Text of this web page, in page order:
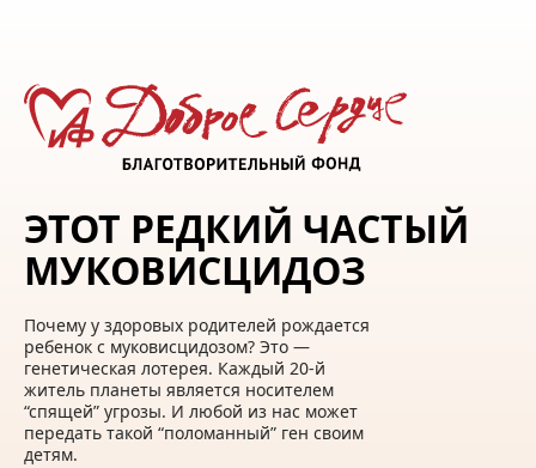
ЭТОТ РЕДКИЙ ЧАСТЫЙ
МУКОВИСЦИДОЗ
Почему у здоровых родителей рождается
ребенок с муковисцидозом? Это —
генетическая лотерея. Каждый 20-й
житель планеты является носителем
“спящей” угрозы. И любой из нас может
передать такой “поломанный” ген своим
детям.